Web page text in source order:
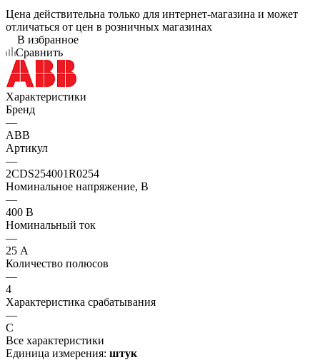
Цена действительна только для интернет-магазина и может
отличаться от цен в розничных магазинах
В избранное
Сравнить
Характеристики
Бренд
—
ABB
Артикул
—
2CDS254001R0254
Номинальное напряжение, В
—
400 В
Номинальный ток
—
25 А
Количество полюсов
—
4
Характеристика срабатывания
—
C
Все характеристики
Единица измерения: штук